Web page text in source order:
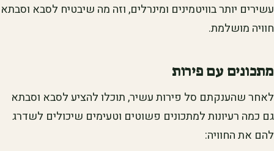
עשירים יותר בוויטמינים ומינרלים, וזה מה שיבטיח לסבא וסבתא
חוויה מושלמת.
מתכונים עם פירות
לאחר שהענקתם סל פירות עשיר, תוכלו להציע לסבא וסבתא
גם כמה רעיונות למתכונים פשוטים וטעימים שיכולים לשדרג
להם את החוויה: